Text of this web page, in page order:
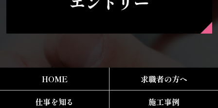
HOME
求職者の方へ
仕事を知る
施工事例